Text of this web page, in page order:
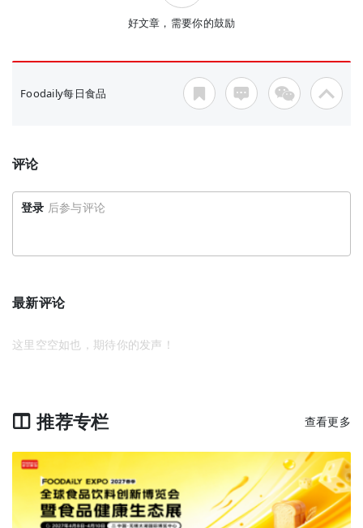
好文章，需要你的鼓励
Foodaily每日食品
评论
登录 后参与评论
最新评论
这里空空如也，期待你的发声！
推荐专栏 查看更多